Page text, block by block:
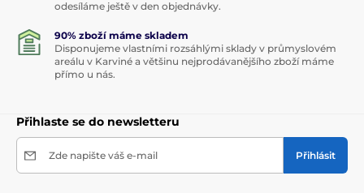
odesíláme ještě v den objednávky.
90% zboží máme skladem
Disponujeme vlastními rozsáhlými sklady v průmyslovém
areálu v Karviné a většinu nejprodávanějšího zboží máme
přímo u nás.
Přihlaste se do newsletteru
Zde napište váš e-mail Přihlásit